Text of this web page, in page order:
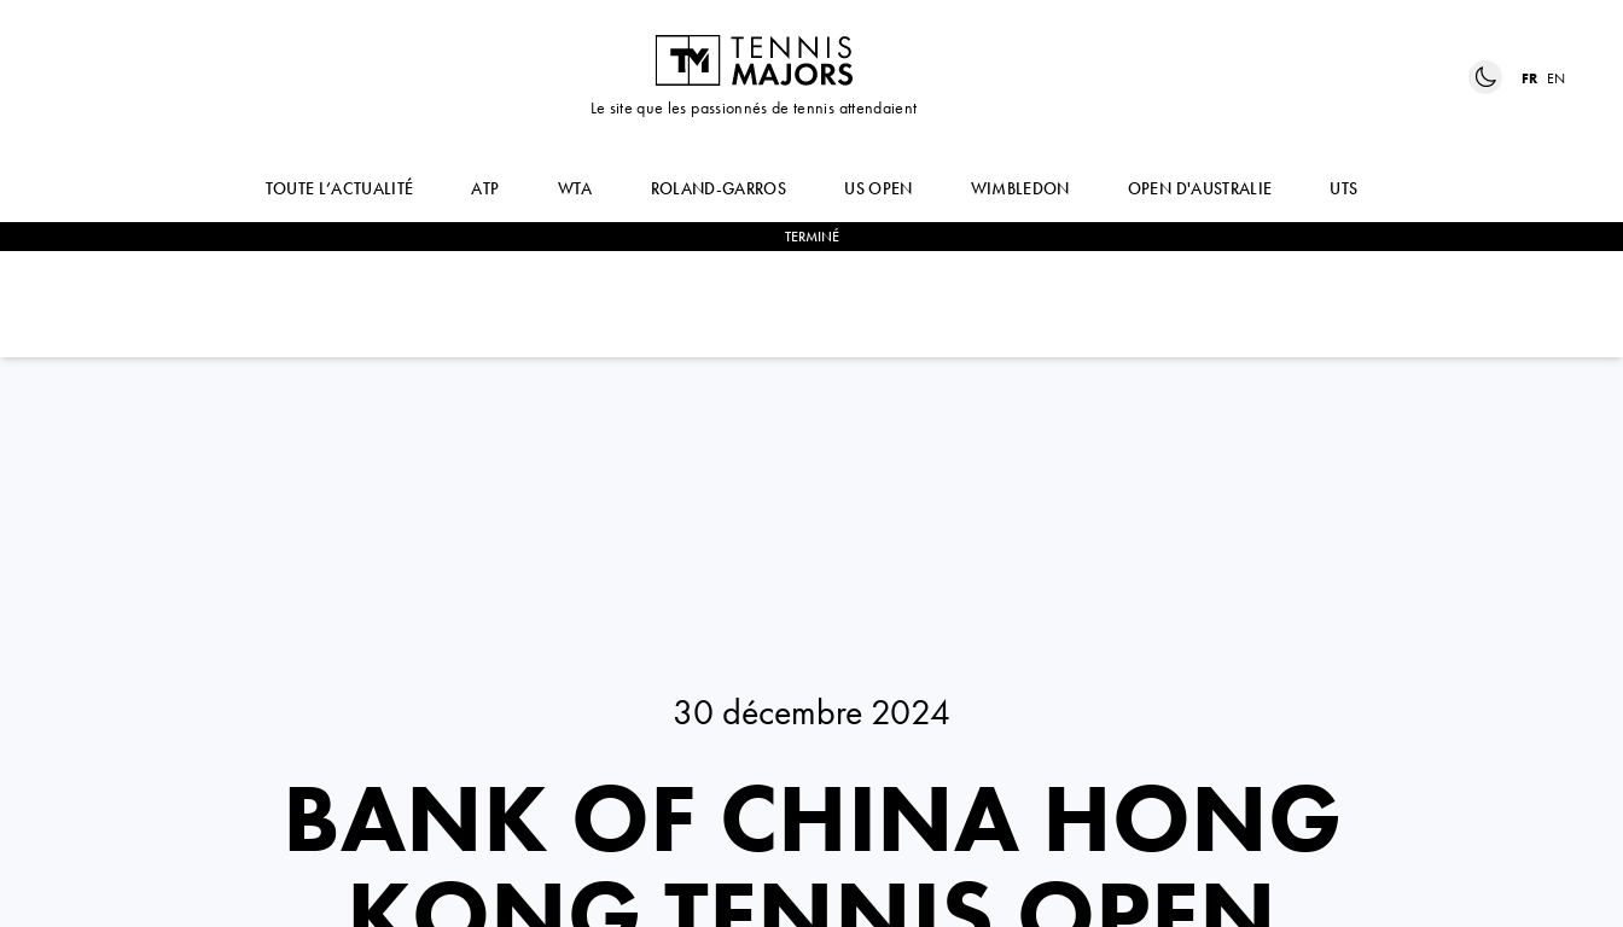
Le site que les passionnés de tennis attendaient
FR EN
TOUTE L’ACTUALITÉ ATP WTA ROLAND-GARROS US OPEN WIMBLEDON OPEN D'AUSTRALIE UTS
TERMINÉ
30 décembre 2024
BANK OF CHINA HONG